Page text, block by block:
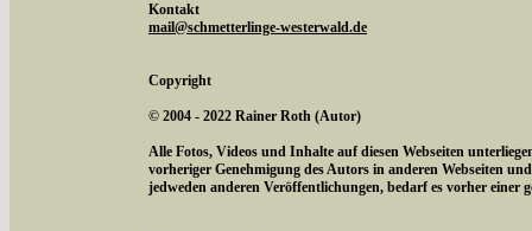
Kontakt
mail@schmetterlinge-westerwald.de
Copyright
© 2004 - 2022 Rainer Roth (Autor)
Alle Fotos, Videos und Inhalte auf diesen Webseiten
vorheriger Genehmigung des Autors in anderen Webseiten
jedweden anderen Veröffentlichungen, bedarf es vorher einer